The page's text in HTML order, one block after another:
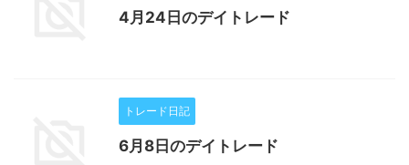
4月24日のデイトレード
トレード日記
6月8日のデイトレード